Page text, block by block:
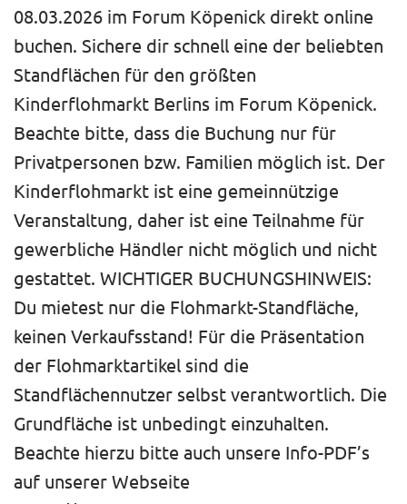
08.03.2026 im Forum Köpenick direkt online
buchen. Sichere dir schnell eine der beliebten
Standflächen für den größten
Kinderflohmarkt Berlins im Forum Köpenick.
Beachte bitte, dass die Buchung nur für
Privatpersonen bzw. Familien möglich ist. Der
Kinderflohmarkt ist eine gemeinnützige
Veranstaltung, daher ist eine Teilnahme für
gewerbliche Händler nicht möglich und nicht
gestattet. WICHTIGER BUCHUNGSHINWEIS:
Du mietest nur die Flohmarkt-Standfläche,
keinen Verkaufsstand! Für die Präsentation
der Flohmarktartikel sind die
Standflächennutzer selbst verantwortlich. Die
Grundfläche ist unbedingt einzuhalten.
Beachte hierzu bitte auch unsere Info-PDF’s
auf unserer Webseite